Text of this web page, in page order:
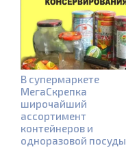
В супермаркете
МегаСкрепка
широчайший
ассортимент
контейнеров и
одноразовой посуды